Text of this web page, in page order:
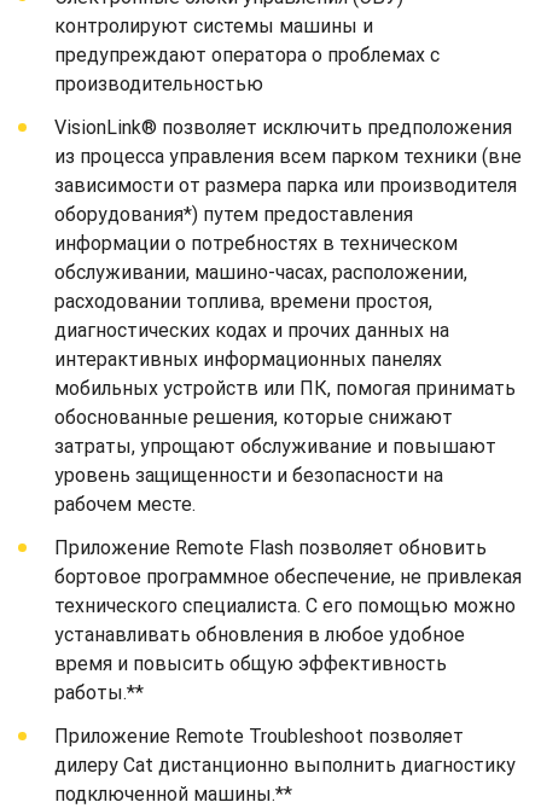
контролируют системы машины и
предупреждают оператора о проблемах с
производительностью
VisionLink® позволяет исключить предположения
из процесса управления всем парком техники (вне
зависимости от размера парка или производителя
оборудования*) путем предоставления
информации о потребностях в техническом
обслуживании, машино-часах, расположении,
расходовании топлива, времени простоя,
диагностических кодах и прочих данных на
интерактивных информационных панелях
мобильных устройств или ПК, помогая принимать
обоснованные решения, которые снижают
затраты, упрощают обслуживание и повышают
уровень защищенности и безопасности на
рабочем месте.
Приложение Remote Flash позволяет обновить
бортовое программное обеспечение, не привлекая
технического специалиста. С его помощью можно
устанавливать обновления в любое удобное
время и повысить общую эффективность
работы.**
Приложение Remote Troubleshoot позволяет
дилеру Cat дистанционно выполнить диагностику
подключенной машины.**